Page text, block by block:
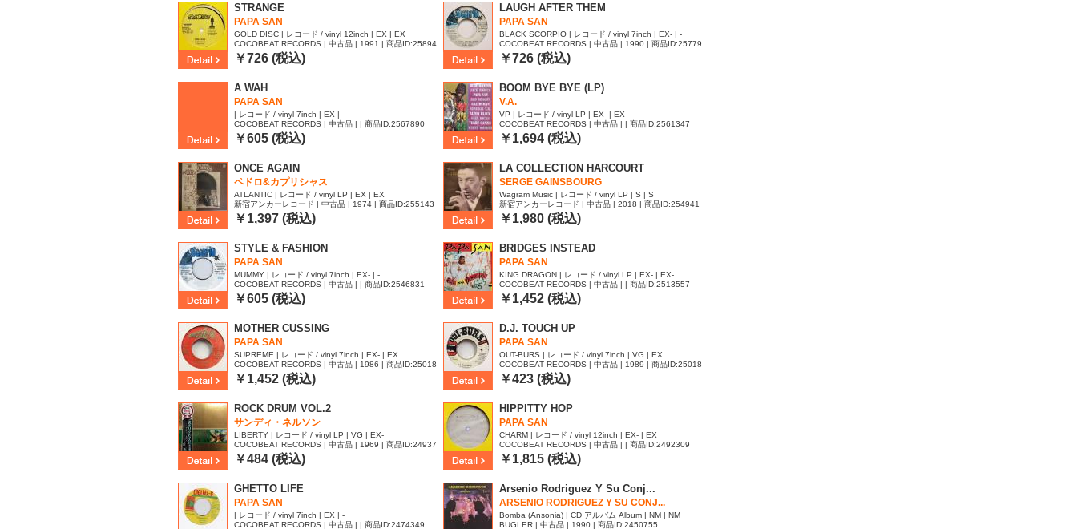
STRANGE
PAPA SAN
GOLD DISC | レコード / vinyl 12inch | EX | EX
COCOBEAT RECORDS | 中古品 | 1991 | 商品ID:25894
07
￥726 (税込)
LAUGH AFTER THEM
PAPA SAN
BLACK SCORPIO | レコード / vinyl 7inch | EX- | -
COCOBEAT RECORDS | 中古品 | 1990 | 商品ID:25779
10
￥726 (税込)
A WAH
PAPA SAN
| レコード / vinyl 7inch | EX | -
COCOBEAT RECORDS | 中古品 | | 商品ID:2567890
￥605 (税込)
BOOM BYE BYE (LP)
V.A.
VP | レコード / vinyl LP | EX- | EX
COCOBEAT RECORDS | 中古品 | | 商品ID:2561347
￥1,694 (税込)
ONCE AGAIN
ペドロ&カプリシャス
ATLANTIC | レコード / vinyl LP | EX | EX
新宿アンカーレコード | 中古品 | 1974 | 商品ID:255143
4￥1,397 (税込)
LA COLLECTION HARCOURT
SERGE GAINSBOURG
Wagram Music | レコード / vinyl LP | S | S
新宿アンカーレコード | 中古品 | 2018 | 商品ID:254941
5￥1,980 (税込)
STYLE & FASHION
PAPA SAN
MUMMY | レコード / vinyl 7inch | EX- | -
COCOBEAT RECORDS | 中古品 | | 商品ID:2546831
￥605 (税込)
BRIDGES INSTEAD
PAPA SAN
KING DRAGON | レコード / vinyl LP | EX- | EX-
COCOBEAT RECORDS | 中古品 | | 商品ID:2513557
￥1,452 (税込)
MOTHER CUSSING
PAPA SAN
SUPREME | レコード / vinyl 7inch | EX- | EX
COCOBEAT RECORDS | 中古品 | 1986 | 商品ID:25018
60
￥1,452 (税込)
D.J. TOUCH UP
PAPA SAN
OUT-BURS | レコード / vinyl 7inch | VG | EX
COCOBEAT RECORDS | 中古品 | 1989 | 商品ID:25018
57
￥423 (税込)
ROCK DRUM VOL.2
サンディ・ネルソン
LIBERTY | レコード / vinyl LP | VG | EX-
COCOBEAT RECORDS | 中古品 | 1969 | 商品ID:24937
67
￥484 (税込)
HIPPITTY HOP
PAPA SAN
CHARM | レコード / vinyl 12inch | EX- | EX
COCOBEAT RECORDS | 中古品 | | 商品ID:2492309
￥1,815 (税込)
GHETTO LIFE
PAPA SAN
| レコード / vinyl 7inch | EX | -
COCOBEAT RECORDS | 中古品 | | 商品ID:2474349
Arsenio Rodriguez Y Su Conj...
ARSENIO RODRIGUEZ Y SU CONJ...
Bomba (Ansonia) | CD アルバム Album | NM | NM
BUGLER | 中古品 | 1990 | 商品ID:2450755